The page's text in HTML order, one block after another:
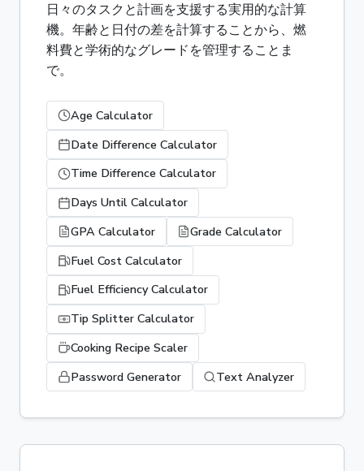
日々のタスクと計画を支援する実用的な計算
機。年齢と日付の差を計算することから、燃
料費と学術的なグレードを管理することま
で。
Age Calculator
Date Difference Calculator
Time Difference Calculator
Days Until Calculator
GPA Calculator
Grade Calculator
Fuel Cost Calculator
Fuel Efficiency Calculator
Tip Splitter Calculator
Cooking Recipe Scaler
Password Generator
Text Analyzer